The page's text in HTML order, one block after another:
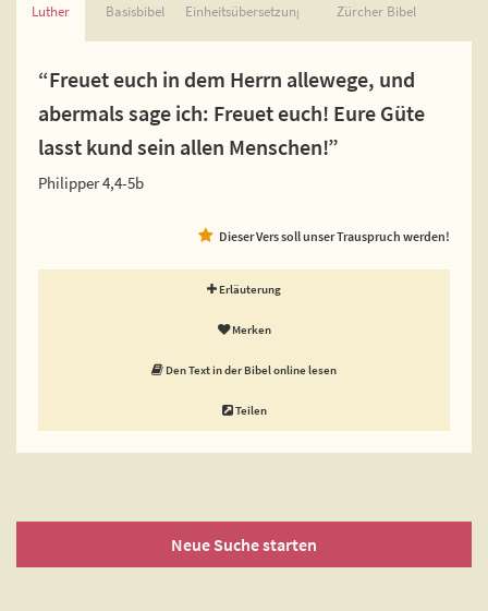
Luther Basisbibel Einheitsübersetzung Zürcher Bibel
“Freuet euch in dem Herrn allewege, und
abermals sage ich: Freuet euch! Eure Güte
lasst kund sein allen Menschen!”
Philipper 4,4-5b
Dieser Vers soll unser Trauspruch werden!
Erläuterung
Merken
Den Text in der Bibel online lesen
Teilen
Neue Suche starten